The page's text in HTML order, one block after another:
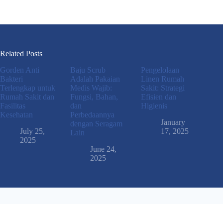
Related Posts
Gorden Anti
Bakteri
Terlengkap untuk
Rumah Sakit dan
Fasilitas
Kesehatan
July 25,
2025
Baju Scrub
Adalah Pakaian
Medis Wajib:
Fungsi, Bahan,
dan
Perbedaannya
dengan Seragam
Lain
June 24,
2025
Pengelolaan
Linen Rumah
Sakit: Strategi
Efisien dan
Higienis
January
17, 2025